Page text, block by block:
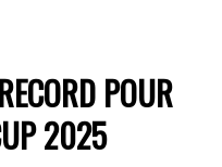
POUR
2025